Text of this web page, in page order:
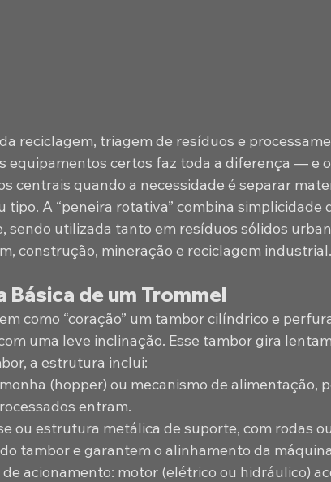
reciclagem, triagem de resíduos e
equipamentos certos faz toda a diferença — e
centrais quando a necessidade é separar
tipo. A “peneira rotativa” combina simplicidade
sendo utilizada tanto em resíduos sólidos
construção, mineração e reciclagem industrial.
Básica de um Trommel
como “coração” um tambor cilíndrico e
uma leve inclinação. Esse tambor gira
a estrutura inclui:
(hopper) ou mecanismo de alimentação,
entram.
ou estrutura metálica de suporte, com rodas
tambor e garantem o alinhamento da
acionamento: motor (elétrico ou hidráulico)